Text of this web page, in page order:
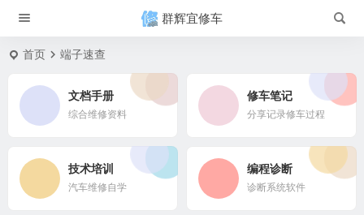
群辉宜修车
首页 端子速查
文档手册
综合维修资料
修车笔记
分享记录修车过程
技术培训
汽车维修自学
编程诊断
诊断系统软件